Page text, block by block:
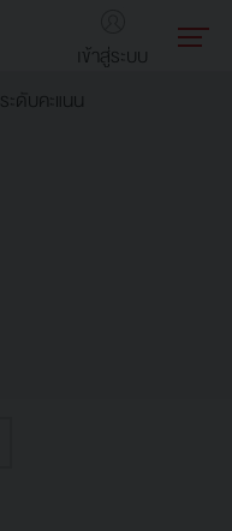
เข้าสู่ระบบ
ระดับคะแนน